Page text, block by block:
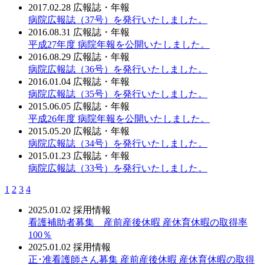
2017.02.28 広報誌・年報
病院広報誌（37号）を発行いたしました。
2016.08.31 広報誌・年報
平成27年度 病院年報を公開いたしました。
2016.08.29 広報誌・年報
病院広報誌（36号）を発行いたしました。
2016.01.04 広報誌・年報
病院広報誌（35号）を発行いたしました。
2015.06.05 広報誌・年報
平成26年度 病院年報を公開いたしました。
2015.05.20 広報誌・年報
病院広報誌（34号）を発行いたしました。
2015.01.23 広報誌・年報
病院広報誌（33号）を発行いたしました。
1 2 3 4
2025.01.02 採用情報
看護補助者募集 産前産後休暇 産休育休暇の取得率
100％
2025.01.02 採用情報
正･准看護師さん募集 産前産後休暇 産休育休暇の取得